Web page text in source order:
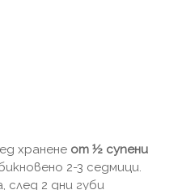
хранене от ½ супени
2-3 седмици.
след 2 дни губи